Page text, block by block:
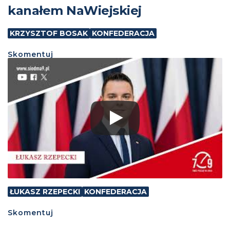
kanałem NaWiejskiej
KRZYSZTOF BOSAK KONFEDERACJA
Skomentuj
ŁUKASZ RZEPECKI KONFEDERACJA
Skomentuj